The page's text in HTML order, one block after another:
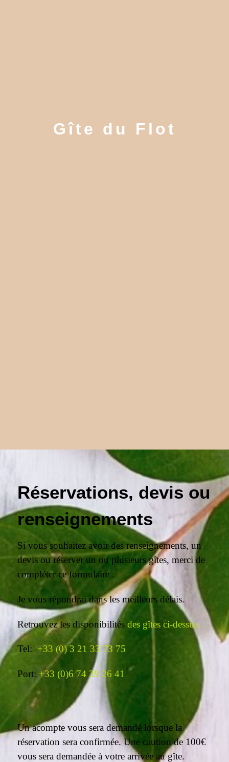
Gîte du Flot
Réservations, devis ou
renseignements
Si vous souhaitez avoir des renseignements, un
devis ouréserver un ou plusieurs gîtes, merci de
compléter ce formulaire .
Je vous répondrai dans les meilleurs délais.
Retrouvez les disponibilités des gîtes ci-dessus.
Tel: +33 (0) 3 21 33 73 75
Port: +33 (0)6 74 39 26 41
Un acompte vous sera demandé lorsque la
réservation sera confirmée. Une caution de 100€
vous sera demandée à votre arrivée au gîte.